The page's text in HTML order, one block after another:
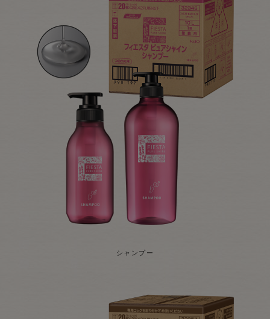
シャンプー